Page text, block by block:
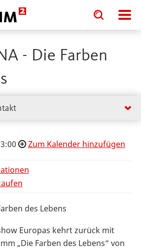
Toggle
search
input
Toggle
search
input
- Die Farben
Zum Kalender hinzufügen
des Lebens
Europas kehrt zurück mit
„Die Farben des Lebens“ von